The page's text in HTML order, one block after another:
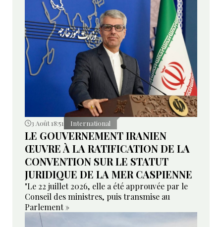
3 Août 18:51 International
LE GOUVERNEMENT IRANIEN
ŒUVRE À LA RATIFICATION DE LA
CONVENTION SUR LE STATUT
JURIDIQUE DE LA MER CASPIENNE
"Le 22 juillet 2026, elle a été approuvée par le
Conseil des ministres, puis transmise au
Parlement »